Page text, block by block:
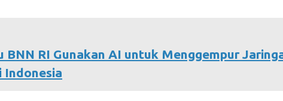
BNN RI Gunakan AI untuk Menggempur
Indonesia